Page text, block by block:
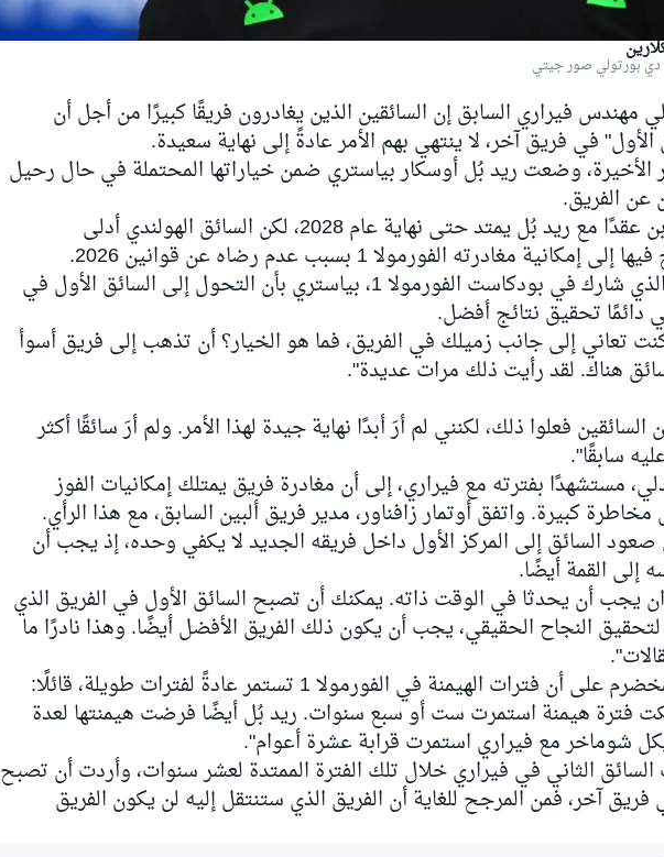
بورتولي صور جيتي
فيراري السابق إن السائقين الذين يغادرون فريقًا كبيرًا من أجل أن
في فريق آخر، لا ينتهي بهم الأمر عادةً إلى نهاية سعيدة.
الأخيرة، وضعت ريد بُل أوسكار بياستري ضمن خياراتها المحتملة في حال رحيل
الفريق.
ويمتلك فيرستابن عقدًا مع ريد بُل يمتد حتى نهاية عام 2028، لكن السائق الهولندي أدلى
مغادرته الفورمولا 1 بسبب عدم رضاه عن قوانين 2026.
وذكّر سميدلي، الذي شارك في بودكاست الفورمولا 1، بياستري بأن التحول إلى السائق الأول في
دائمًا تحقيق نتائج أفضل.
تعاني إلى جانب زميلك في الفريق، فما هو الخيار؟ أن تذهب إلى فريق أسوأ
هناك. لقد رأيت ذلك مرات عديدة".
السائقين فعلوا ذلك، لكنني لم أرَ أبدًا نهاية جيدة لهذا الأمر. ولم أرَ سائقًا أكثر
سابقًا".
مستشهدًا بفترته مع فيراري، إلى أن مغادرة فريق يمتلك إمكانيات الفوز
كبيرة. واتفق أوتمار زافناور، مدير فريق ألبين السابق، مع هذا الرأي.
صعود السائق إلى المركز الأول داخل فريقه الجديد لا يكفي وحده، إذ يجب أن
إلى القمة أيضًا.
يجب أن يحدثا في الوقت ذاته. يمكنك أن تصبح السائق الأول في الفريق الذي
لتحقيق النجاح الحقيقي، يجب أن يكون ذلك الفريق الأفضل أيضًا. وهذا نادرًا ما
وشدد المدير المخضرم على أن فترات الهيمنة في الفورمولا 1 تستمر عادةً لفترات طويلة، قائلًا:
فترة هيمنة استمرت ست أو سبع سنوات. ريد بُل أيضًا فرضت هيمنتها لعدة
شوماخر مع فيراري استمرت قرابة عشرة أعوام".
الثاني في فيراري خلال تلك الفترة الممتدة لعشر سنوات، وأردت أن تصبح
فريق آخر، فمن المرجح للغاية أن الفريق الذي ستنتقل إليه لن يكون الفريق